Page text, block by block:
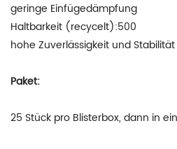
geringe Einfügedämpfung
Haltbarkeit (recycelt):500
hohe Zuverlässigkeit und Stabilität
Paket:
25 Stück pro Blisterbox, dann in